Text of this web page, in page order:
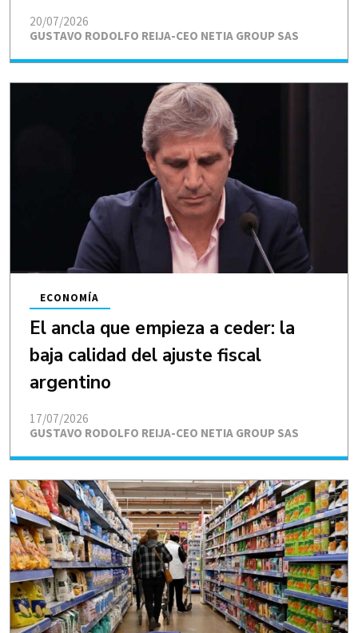
GUSTAVO RODOLFO REIJA-CEO NETIA GROUP SAS
20/07/2026
El ancla que empieza a ceder: la
baja calidad del ajuste fiscal
argentino
GUSTAVO RODOLFO REIJA-CEO NETIA GROUP SAS
ECONOMÍA
17/07/2026